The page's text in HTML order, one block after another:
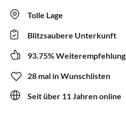
Tolle Lage
Blitzsaubere Unterkunft
93.75% Weiterempfehlung
28 mal in Wunschlisten
Seit über 11 Jahren online